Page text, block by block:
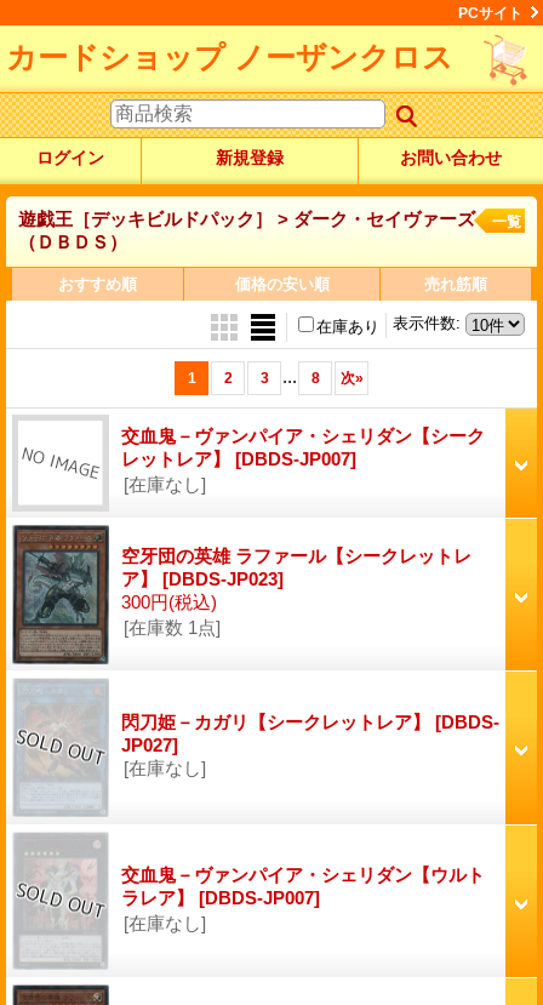
PCサイト
カードショップ ノーザンクロス
ログイン 新規登録 お問い合わせ
遊戯王［デッキビルドパック］ > ダーク・セイヴァーズ
（ＤＢＤＳ）
一覧
おすすめ順 価格の安い順 売れ筋順
表示件数:
在庫あり
1 2 3 ... 8 次»
交血鬼－ヴァンパイア・シェリダン【シーク
レットレア】 [DBDS-JP007]
[在庫なし]
空牙団の英雄 ラファール【シークレットレ
ア】 [DBDS-JP023]
300円(税込)
[在庫数 1点]
閃刀姫－カガリ【シークレットレア】 [DBDS-
JP027]
[在庫なし]
交血鬼－ヴァンパイア・シェリダン【ウルト
ラレア】 [DBDS-JP007]
[在庫なし]